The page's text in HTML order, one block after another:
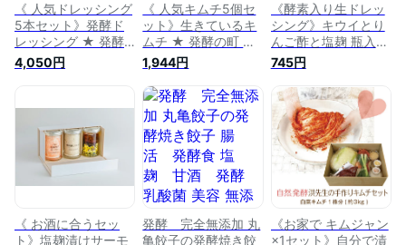
《 人気ドレッシング
5本セット》発酵ド
レッシング ★ 発酵
の町 朽木の森
10％Iam テンパーセ
漬物 発酵食品 乳酸
菌 無添加 発酵菌 腸
活 和え物 サラダ 贈
り物 ギフトボックス
入り プレゼント《冷
蔵便で配送可／常温
可》
4,050円
《 人気キムチ5個セ
ット》生きているキ
ムチ ★ 発酵の町 朽
木の森 10％Iam テン
パーセントアイアム
次世代漬物 発酵食品
乳酸菌 無添加 発酵
菌 腸活 和え物 サラ
ダ 贈り物 ギフト プ
レゼント《冷蔵便で
配送可／常温便・冷
凍便は配送不可》
1,944円
《酵素入り生ドレッ
シング》キウイとり
んご酢と塩麹 瓶入
130g ★ 発酵の町 朽
木の森 10％Iam テン
パーセントアイアム
次世代漬物 発酵食品
乳酸菌 無添加 発酵
菌 腸活 和え物 サラ
ダ 贈り物 ギフト プ
レゼント《 クール便
》
745円
《 お酒に合うセッ
ト》塩麹漬けサーモ
発酵 完全無添加 丸
亀餃子の発酵焼き餃
《お家で キムジャン
×1セット》自分で漬